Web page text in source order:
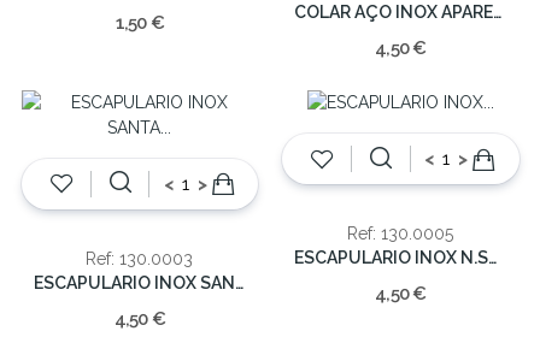
1,50 €
COLAR AÇO INOX APARECIDA
4,50 €
< >
Ref: 130.0003
ESCAPULARIO INOX SANTA TERESINHA
4,50 €
< >
Ref: 130.0005
ESCAPULARIO INOX N.SRA.APARECIDA
4,50 €